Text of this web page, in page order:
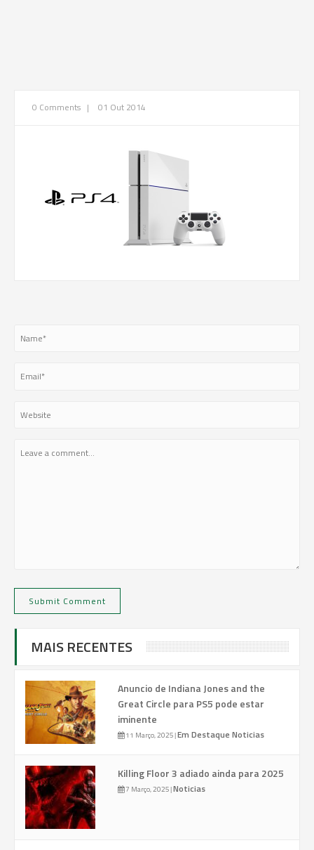
0 Comments | 01 Out 2014
MAIS RECENTES
Anuncio de Indiana Jones and the
Great Circle para PS5 pode estar
iminente
11 Março, 2025|Em Destaque Noticias
Killing Floor 3 adiado ainda para 2025
7 Março, 2025|Noticias